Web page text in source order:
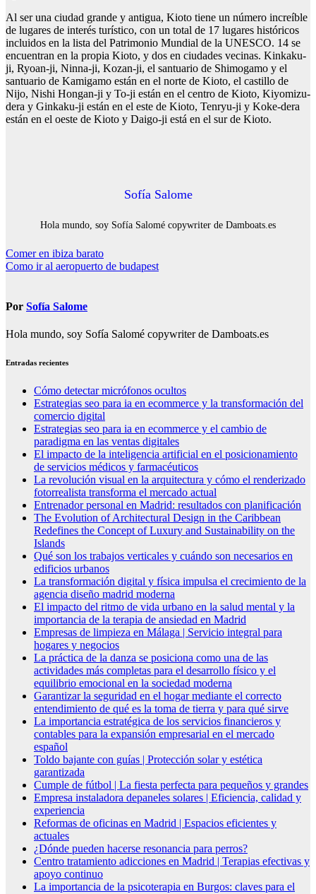
Al ser una ciudad grande y antigua, Kioto tiene un número increíble
de lugares de interés turístico, con un total de 17 lugares históricos
incluidos en la lista del Patrimonio Mundial de la UNESCO. 14 se
encuentran en la propia Kioto, y dos en ciudades vecinas. Kinkaku-
ji, Ryoan-ji, Ninna-ji, Kozan-ji, el santuario de Shimogamo y el
santuario de Kamigamo están en el norte de Kioto, el castillo de
Nijo, Nishi Hongan-ji y To-ji están en el centro de Kioto, Kiyomizu-
dera y Ginkaku-ji están en el este de Kioto, Tenryu-ji y Koke-dera
están en el oeste de Kioto y Daigo-ji está en el sur de Kioto.
Sofía Salome
Hola mundo, soy Sofía Salomé copywriter de Damboats.es
Navegación
de
Comer en ibiza barato
Como ir al aeropuerto de budapest
Por Sofía Salome
Hola mundo, soy Sofía Salomé copywriter de Damboats.es
Entradas recientes
Cómo detectar micrófonos ocultos
Estrategias seo para ia en ecommerce y la transformación del
comercio digital
Estrategias seo para ia en ecommerce y el cambio de
paradigma en las ventas digitales
El impacto de la inteligencia artificial en el posicionamiento
de servicios médicos y farmacéuticos
La revolución visual en la arquitectura y cómo el renderizado
fotorrealista transforma el mercado actual
Entrenador personal en Madrid: resultados con planificación
The Evolution of Architectural Design in the Caribbean
Redefines the Concept of Luxury and Sustainability on the
Islands
Qué son los trabajos verticales y cuándo son necesarios en
edificios urbanos
La transformación digital y física impulsa el crecimiento de la
agencia diseño madrid moderna
El impacto del ritmo de vida urbano en la salud mental y la
importancia de la terapia de ansiedad en Madrid
Empresas de limpieza en Málaga | Servicio integral para
hogares y negocios
La práctica de la danza se posiciona como una de las
actividades más completas para el desarrollo físico y el
equilibrio emocional en la sociedad moderna
Garantizar la seguridad en el hogar mediante el correcto
entendimiento de qué es la toma de tierra y para qué sirve
La importancia estratégica de los servicios financieros y
contables para la expansión empresarial en el mercado
español
Toldo bajante con guías | Protección solar y estética
garantizada
Cumple de fútbol | La fiesta perfecta para pequeños y grandes
Empresa instaladora depaneles solares | Eficiencia, calidad y
experiencia
Reformas de oficinas en Madrid | Espacios eficientes y
actuales
¿Dónde pueden hacerse resonancia para perros?
Centro tratamiento adicciones en Madrid | Terapias efectivas y
apoyo continuo
La importancia de la psicoterapia en Burgos: claves para el